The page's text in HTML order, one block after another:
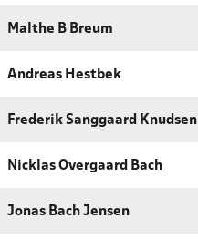
Malthe B Breum
Andreas Hestbek
Frederik Sanggaard Knudsen
Nicklas Overgaard Bach
Jonas Bach Jensen